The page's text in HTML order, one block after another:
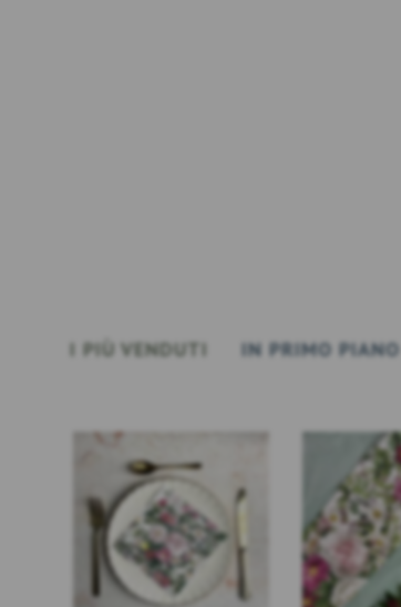
I PIÙ VENDUTI IN PRIMO PIANO